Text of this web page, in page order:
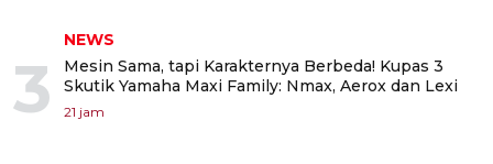
3
NEWS
Mesin Sama, tapi Karakternya Berbeda! Kupas 3
Skutik Yamaha Maxi Family: Nmax, Aerox dan Lexi
21 jam